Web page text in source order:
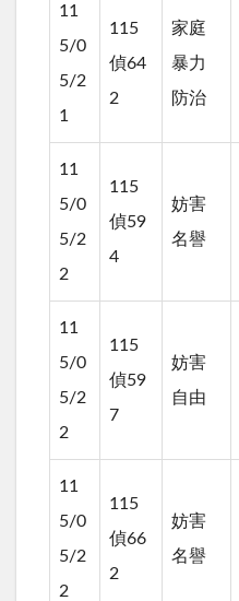
11
5/0
5/2
1
115
偵64
2
家庭
暴力
防治
11
5/0
5/2
2
115
偵59
4
妨害
名譽
11
5/0
5/2
2
115
偵59
7
妨害
自由
11
5/0
5/2
2
115
偵66
2
妨害
名譽